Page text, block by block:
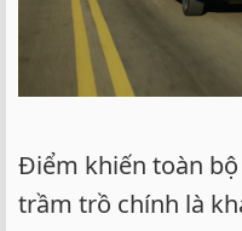
Điểm khiến toàn
trầm trồ chính là